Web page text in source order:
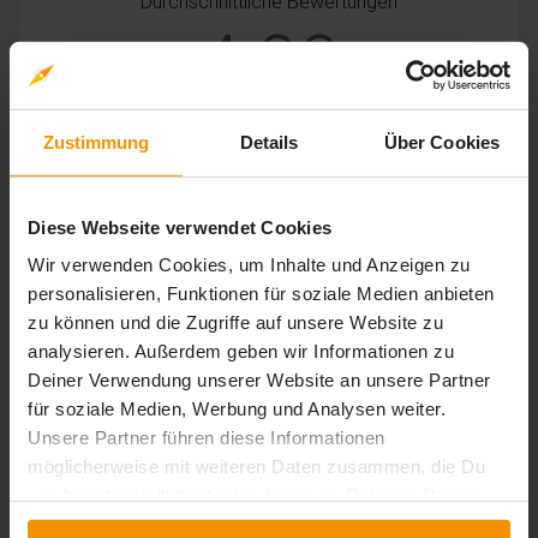
Zustimmung Details Über Cookies
Diese Webseite verwendet Cookies
Wir verwenden Cookies, um Inhalte und Anzeigen zu
personalisieren, Funktionen für soziale Medien anbieten
zu können und die Zugriffe auf unsere Website zu
analysieren. Außerdem geben wir Informationen zu
Deiner Verwendung unserer Website an unsere Partner
für soziale Medien, Werbung und Analysen weiter.
Unsere Partner führen diese Informationen
möglicherweise mit weiteren Daten zusammen, die Du
Nutzung der Dienste gesammelt haben.
4,00
1 Bewertung
4stars: 1
Bewertungen
3 stars: 0
Bewertungen
2stars: 0
Bewertungen
1 stars: 0
Bewertungen